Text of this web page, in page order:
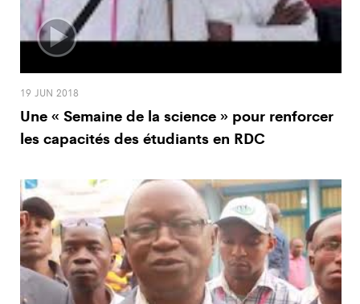
19 JUN 2018
Une « Semaine de la science » pour renforcer
les capacités des étudiants en RDC